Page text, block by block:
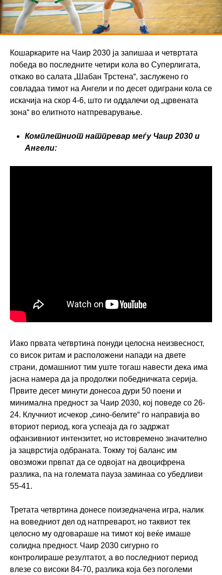
Кошаркарите на Чаир 2030 ја запишаа и четвртата
победа во последните четири кола во Суперлигата,
откако во салата „Шабан Трстена“, заслужено го
совладаа тимот на Ангели и по десет одиграни кола се
искачија на скор 4-6, што ги оддалечи од „црвената
зона“ во елитното натпреварување.
Комплетниот натпревар меѓу Чаир 2030 и
Ангели:
Иако првата четвртина понуди целосна неизвесност,
со висок ритам и расположени напади на двете
страни, домашниот тим уште тогаш навести дека има
јасна намера да ја продолжи победничката серија.
Првите десет минути донесоа дури 50 поени и
минимална предност за Чаир 2030, кој поведе со 26-
24. Клучниот исчекор „сино-белите“ го направија во
вториот период, кога успеаја да го задржат
офанзивниот интензитет, но истовремено значително
ја зацврстија одбраната. Токму тој баланс им
овозможи првпат да се одвојат на двоцифрена
разлика, па на големата пауза заминаа со убедливи
55-41.
Третата четвртина донесе поизедначена игра, налик
на воведниот дел од натпреварот, но таквиот тек
целосно му одговараше на тимот кој веќе имаше
солидна предност. Чаир 2030 сигурно го
контролираше резултатот, а во последниот период
влезе со високи 84-70, разлика која без поголеми